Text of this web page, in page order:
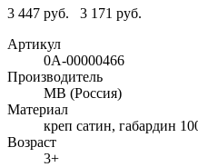
3 447 руб.
3 171 руб.
Артикул
0А-00000466
Производитель
МВ (Россия)
Материал
креп сатин, габардин
Возраст
3+